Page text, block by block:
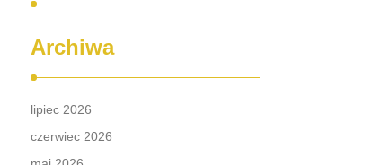
Archiwa
lipiec 2026
czerwiec 2026